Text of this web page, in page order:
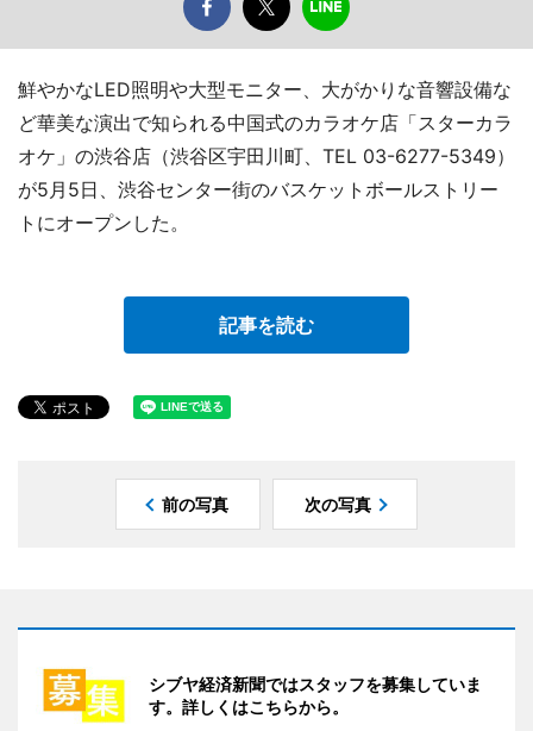
鮮やかなLED照明や大型モニター、大がかりな音響設備な
ど華美な演出で知られる中国式のカラオケ店「スターカラ
オケ」の渋谷店（渋谷区宇田川町、TEL 03-6277-5349）
が5月5日、渋谷センター街のバスケットボールストリー
トにオープンした。
記事を読む
前の写真 次の写真
シブヤ経済新聞ではスタッフを募集していま
す。詳しくはこちらから。